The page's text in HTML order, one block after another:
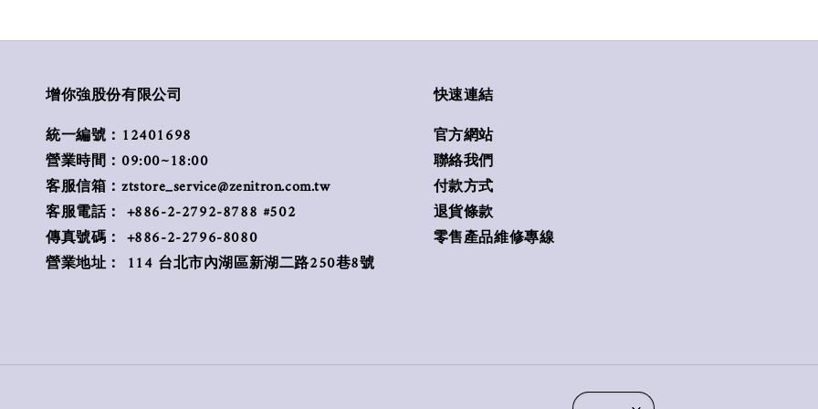
增你強股份有限公司
統一編號：12401698
營業時間：09:00~18:00
客服信箱：ztstore_service@zenitron.com.tw
客服電話： +886-2-2792-8788 #502
傳真號碼： +886-2-2796-8080
營業地址： 114 台北市內湖區新湖二路250巷8號
快速連結
官方網站
聯絡我們
付款方式
退貨條款
零售產品維修專線